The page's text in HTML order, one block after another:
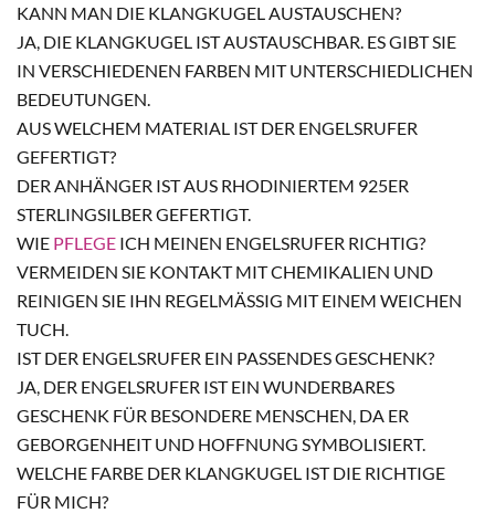
KANN MAN DIE KLANGKUGEL AUSTAUSCHEN?
JA, DIE KLANGKUGEL IST AUSTAUSCHBAR. ES GIBT SIE
IN VERSCHIEDENEN FARBEN MIT UNTERSCHIEDLICHEN
BEDEUTUNGEN.
AUS WELCHEM MATERIAL IST DER ENGELSRUFER
GEFERTIGT?
DER ANHÄNGER IST AUS RHODINIERTEM 925ER
STERLINGSILBER GEFERTIGT.
WIE PFLEGE ICH MEINEN ENGELSRUFER RICHTIG?
VERMEIDEN SIE KONTAKT MIT CHEMIKALIEN UND
REINIGEN SIE IHN REGELMÄSSIG MIT EINEM WEICHEN T
UCH.
IST DER ENGELSRUFER EIN PASSENDES GESCHENK?
JA, DER ENGELSRUFER IST EIN WUNDERBARES
GESCHENK FÜR BESONDERE MENSCHEN, DA ER
GEBORGENHEIT UND HOFFNUNG SYMBOLISIERT.
WELCHE FARBE DER KLANGKUGEL IST DIE RICHTIGE
FÜR MICH?